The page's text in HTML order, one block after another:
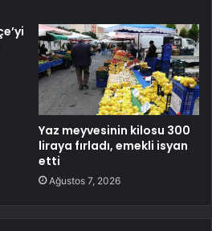
Yaz meyvesinin kilosu 300
liraya fırladı, emekli isyan
etti
Ağustos 7, 2026